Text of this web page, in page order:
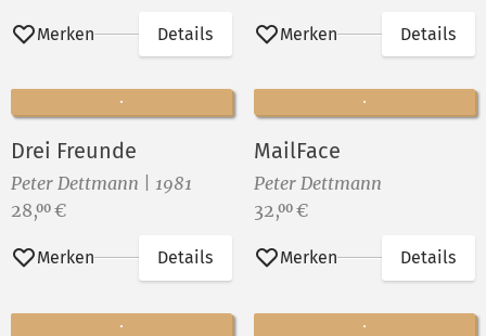
Merken Details Merken Details
Drei Freunde
Peter Dettmann | 1981
Preis:
28,00 €
Merken Details
MailFace
Peter Dettmann
Preis:
32,00 €
Merken Details